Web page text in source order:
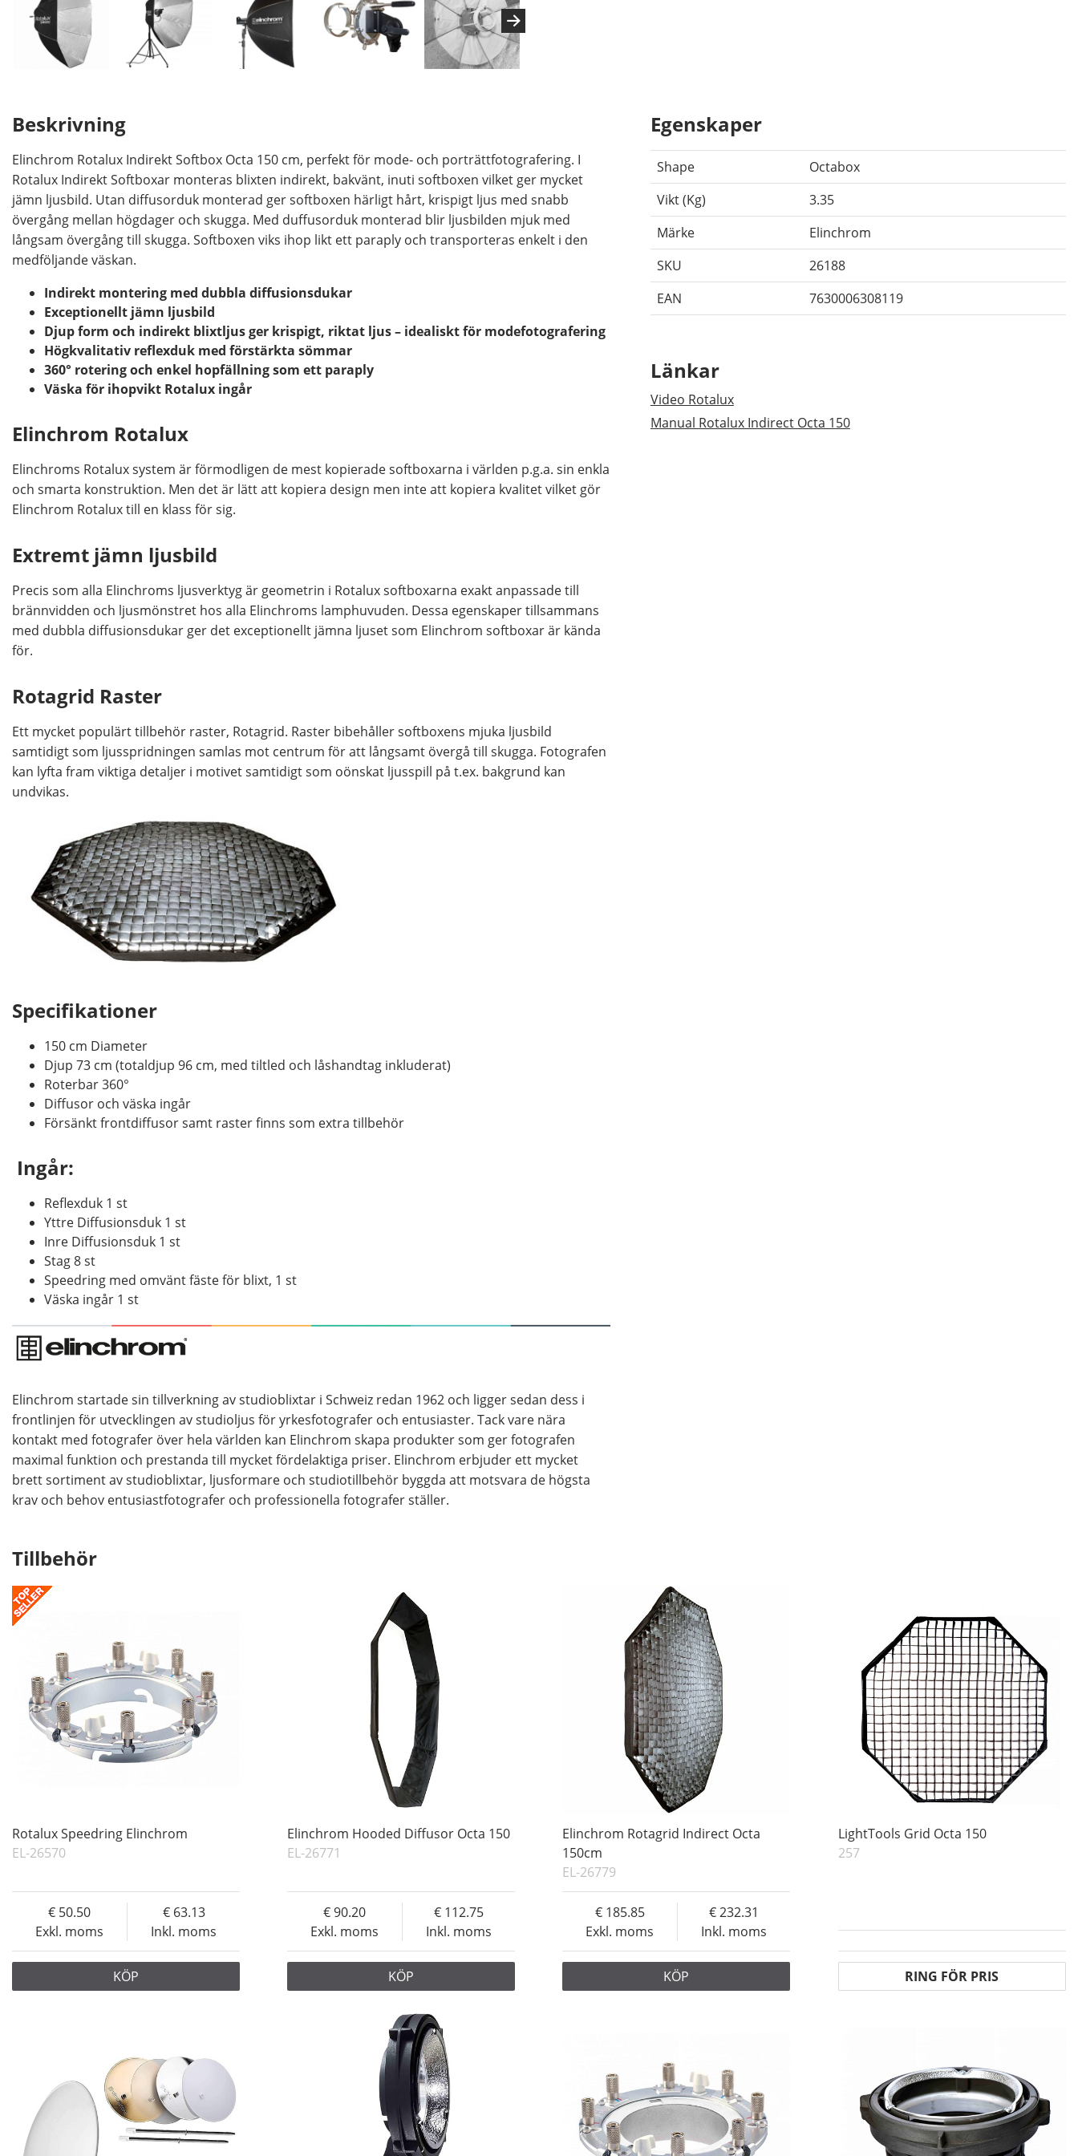
Beskrivning
Elinchrom Rotalux Indirekt Softbox Octa 150 cm, perfekt för mode- och porträttfotografering. I
Rotalux Indirekt Softboxar monteras blixten indirekt, bakvänt, inuti softboxen vilket ger mycket
jämn ljusbild. Utan diffusorduk monterad ger softboxen härligt hårt, krispigt ljus med snabb
övergång mellan högdager och skugga. Med duffusorduk monterad blir ljusbilden mjuk med
långsam övergång till skugga. Softboxen viks ihop likt ett paraply och transporteras enkelt i den
medföljande väskan.
Indirekt montering med dubbla diffusionsdukar
Exceptionellt jämn ljusbild
Djup form och indirekt blixtljus ger krispigt, riktat ljus – idealiskt för modefotografering
Högkvalitativ reflexduk med förstärkta sömmar
360° rotering och enkel hopfällning som ett paraply
Väska för ihopvikt Rotalux ingår
Elinchrom Rotalux
Elinchroms Rotalux system är förmodligen de mest kopierade softboxarna i världen p.g.a. sin enkla
och smarta konstruktion. Men det är lätt att kopiera design men inte att kopiera kvalitet vilket gör
Elinchrom Rotalux till en klass för sig.
Extremt jämn ljusbild
Precis som alla Elinchroms ljusverktyg är geometrin i Rotalux softboxarna exakt anpassade till
brännvidden och ljusmönstret hos alla Elinchroms lamphuvuden. Dessa egenskaper tillsammans
med dubbla diffusionsdukar ger det exceptionellt jämna ljuset som Elinchrom softboxar är kända
för.
Rotagrid Raster
Ett mycket populärt tillbehör raster, Rotagrid. Raster bibehåller softboxens mjuka ljusbild
samtidigt som ljusspridningen samlas mot centrum för att långsamt övergå till skugga. Fotografen
kan lyfta fram viktiga detaljer i motivet samtidigt som oönskat ljusspill på t.ex. bakgrund kan
undvikas.
Specifikationer
150 cm Diameter
Djup 73 cm (totaldjup 96 cm, med tiltled och låshandtag inkluderat)
Roterbar 360°
Diffusor och väska ingår
Försänkt frontdiffusor samt raster finns som extra tillbehör
Ingår:
Reflexduk 1 st
Yttre Diffusionsduk 1 st
Inre Diffusionsduk 1 st
Stag 8 st
Speedring med omvänt fäste för blixt, 1 st
Väska ingår 1 st
Elinchrom startade sin tillverkning av studioblixtar i Schweiz redan 1962 och ligger sedan dess i
frontlinjen för utvecklingen av studioljus för yrkesfotografer och entusiaster. Tack vare nära
kontakt med fotografer över hela världen kan Elinchrom skapa produkter som ger fotografen
maximal funktion och prestanda till mycket fördelaktiga priser. Elinchrom erbjuder ett mycket
brett sortiment av studioblixtar, ljusformare och studiotillbehör byggda att motsvara de högsta
krav och behov entusiastfotografer och professionella fotografer ställer.
Egenskaper
Shape
Octabox
Vikt (Kg)
3.35
Märke
Elinchrom
SKU
26188
EAN
7630006308119
Länkar
Video Rotalux
Manual Rotalux Indirect Octa 150
Tillbehör
Rotalux Speedring Elinchrom
EL-26570
Exkl. moms
50.50
Inkl. moms
63.13
KÖP
Elinchrom Hooded Diffusor Octa 150
EL-26771
Exkl. moms
90.20
Inkl. moms
112.75
KÖP
Elinchrom Rotagrid Indirect Octa
150cm
EL-26779
Exkl. moms
185.85
Inkl. moms
232.31
KÖP
LightTools Grid Octa 150
257
RING FÖR PRIS